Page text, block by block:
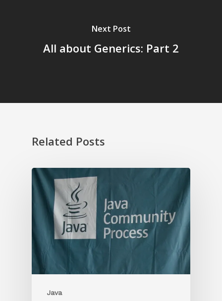
Next Post
All about Generics: Part 2
Related Posts
Java